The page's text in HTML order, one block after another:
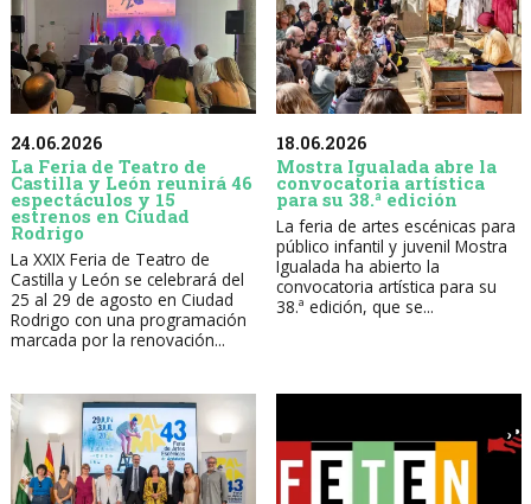
24.06.2026
La Feria de Teatro de
Castilla y León reunirá 46
espectáculos y 15
estrenos en Ciudad
Rodrigo
La XXIX Feria de Teatro de
Castilla y León se celebrará del
25 al 29 de agosto en Ciudad
Rodrigo con una programación
marcada por la renovación...
18.06.2026
Mostra Igualada abre la
convocatoria artística
para su 38.ª edición
La feria de artes escénicas para
público infantil y juvenil Mostra
Igualada ha abierto la
convocatoria artística para su
38.ª edición, que se...